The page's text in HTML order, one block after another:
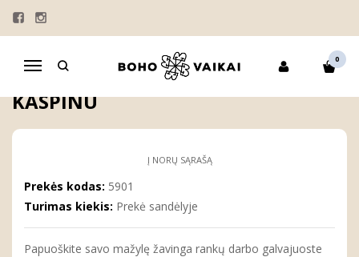
Navigacija
0
Pagrindinis
GALVAJUOSTĖS
Galvajuostė su persikų spalvos kaspinu
GALVAJUOSTĖ SU PERSIKŲ SPALVOS
KASPINU
Į NORŲ SĄRAŠĄ
Prekės kodas: 5901
Turimas kiekis: Prekė sandėlyje
Papuoškite savo mažylę žavinga rankų darbo galvajuoste